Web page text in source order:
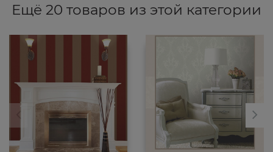
Ещё 20 товаров из этой категории